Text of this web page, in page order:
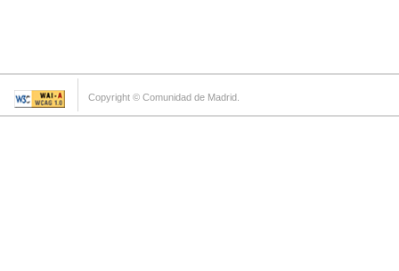
Copyright © Comunidad de Madrid.